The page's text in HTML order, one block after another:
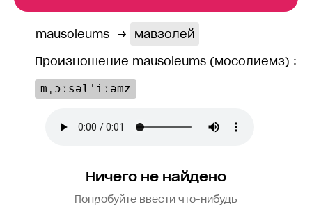
mausoleums →
мавзолей
Произношение mausoleums (мосолиемз) :
mˌɔːsəlˈiːəmz
Ничего не найдено
Попробуйте ввести что-нибудь